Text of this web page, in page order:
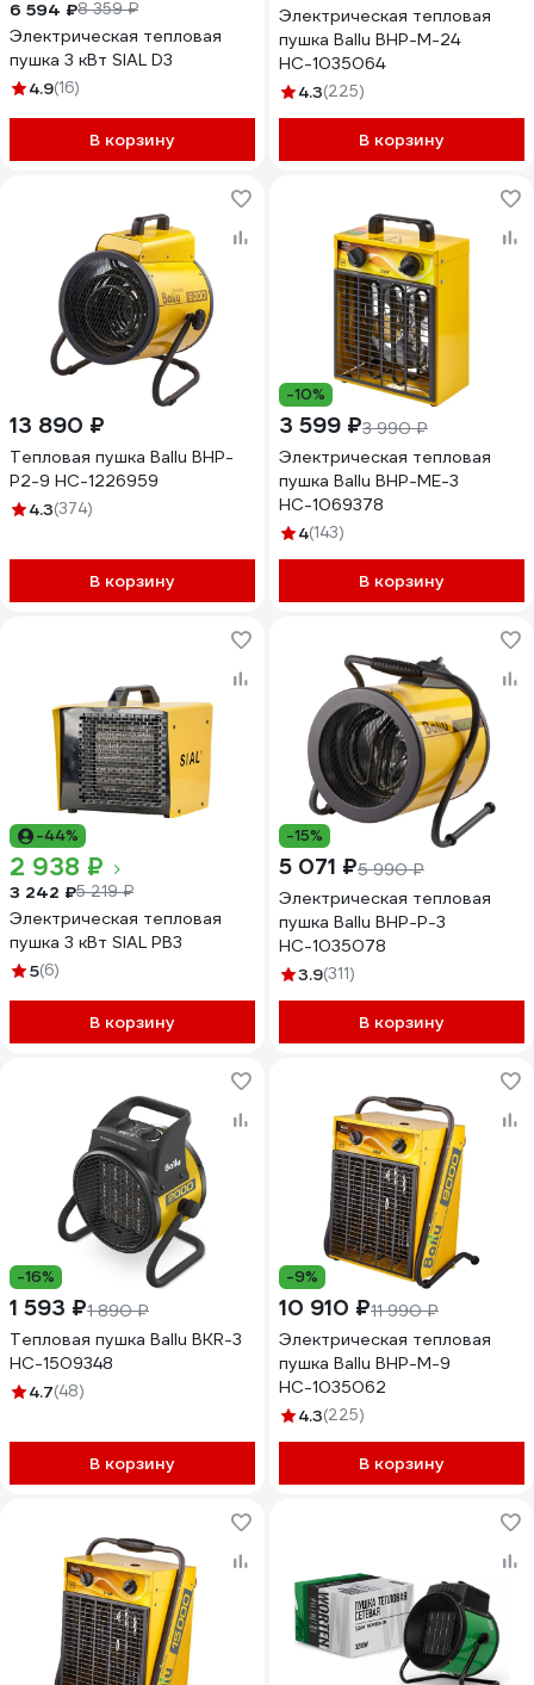
6 594 ₽8 359 ₽
Электрическая тепловая
пушка 3 кВт SIAL D3
4.9(16)
В корзину
Электрическая тепловая
пушка Ballu BHP-M-24
НС-1035064
4.3(225)
В корзину
13 890 ₽
Тепловая пушка Ballu BHP-
P2-9 НС-1226959
4.3(374)
В корзину
-10%
3 599 ₽3 990 ₽
Электрическая тепловая
пушка Ballu BHP-ME-3
НС-1069378
4(143)
В корзину
-44%
2 938 ₽
3 242 ₽5 219 ₽
Электрическая тепловая
пушка 3 кВт SIAL PB3
5(6)
В корзину
-15%
5 071 ₽5 990 ₽
Электрическая тепловая
пушка Ballu BHP-P-3
НС-1035078
3.9(311)
В корзину
-16%
1 593 ₽1 890 ₽
Тепловая пушка Ballu BKR-3
НС-1509348
4.7(48)
В корзину
-9%
10 910 ₽11 990 ₽
Электрическая тепловая
пушка Ballu BHP-M-9
НС-1035062
4.3(225)
В корзину